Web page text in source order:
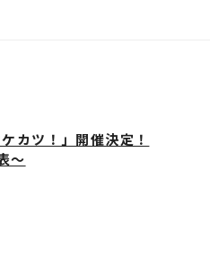
内とさせていただきます。事前
ト)」で申し込みを受け付けい
ストアHPをご確認下さい。
カツ！」開催決定！
～